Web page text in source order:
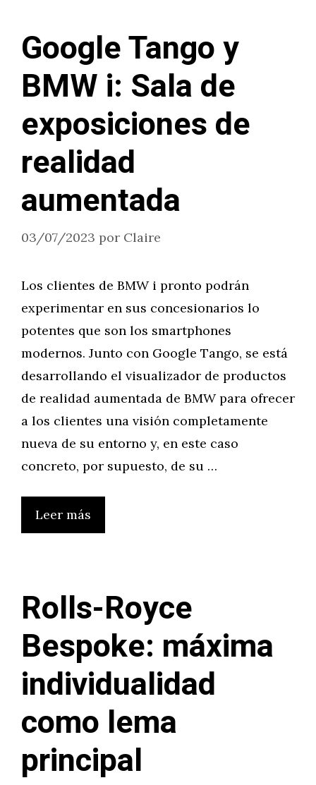
Google Tango y
BMW i: Sala de
exposiciones de
realidad
aumentada
03/07/2023 por Claire
Los clientes de BMW i pronto podrán
experimentar en sus concesionarios lo
potentes que son los smartphones
modernos. Junto con Google Tango, se está
desarrollando el visualizador de productos
de realidad aumentada de BMW para ofrecer
a los clientes una visión completamente
nueva de su entorno y, en este caso
concreto, por supuesto, de su …
Leer más
Rolls-Royce
Bespoke: máxima
individualidad
como lema
principal